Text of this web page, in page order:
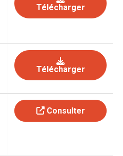
Télécharger
Télécharger
Consulter